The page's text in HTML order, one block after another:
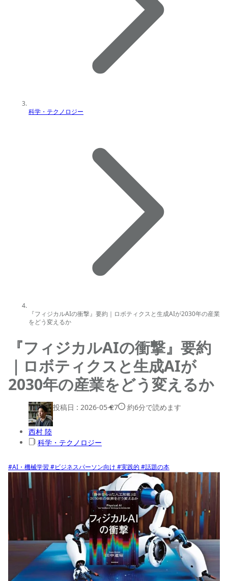
科学・テクノロジー
『フィジカルAIの衝撃』要約｜ロボティクスと生成AIが2030年の産業
をどう変えるか
『フィジカルAIの衝撃』要約
｜ロボティクスと生成AIが
2030年の産業をどう変えるか
西村 陸
投稿日 : 2026-05-27 約6分で読めます
科学・テクノロジー
#AI・機械学習 #ビジネスパーソン向け #実践的 #話題の本